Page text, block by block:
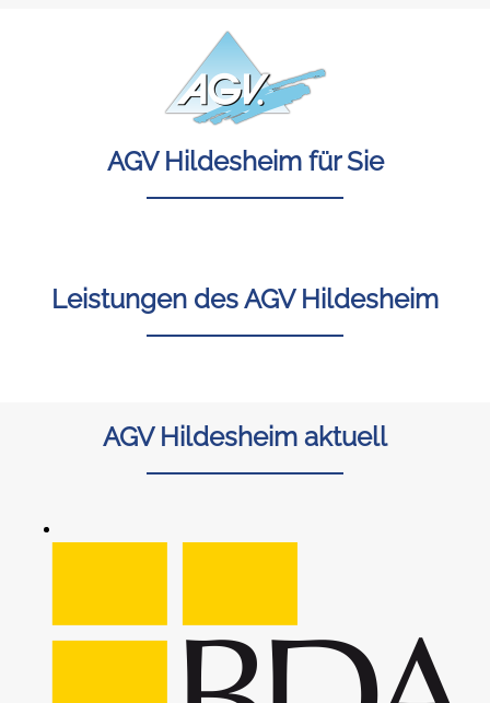
AGV Hildesheim für Sie
Leistungen des AGV Hildesheim
AGV Hildesheim aktuell